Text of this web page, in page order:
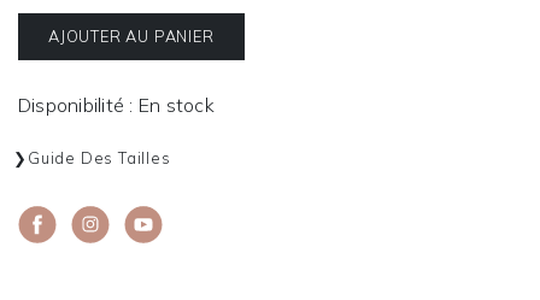
AJOUTER AU PANIER
Disponibilité : En stock
Guide Des Tailles